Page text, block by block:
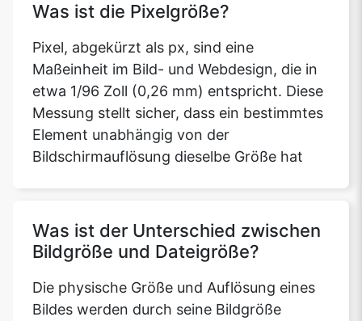
Was ist die Pixelgröße?
Pixel, abgekürzt als px, sind eine
Maßeinheit im Bild- und Webdesign, die in
etwa 1/96 Zoll (0,26 mm) entspricht. Diese
Messung stellt sicher, dass ein bestimmtes
Element unabhängig von der
Bildschirmauflösung dieselbe Größe hat
Was ist der Unterschied zwischen
Bildgröße und Dateigröße?
Die physische Größe und Auflösung eines
Bildes werden durch seine Bildgröße